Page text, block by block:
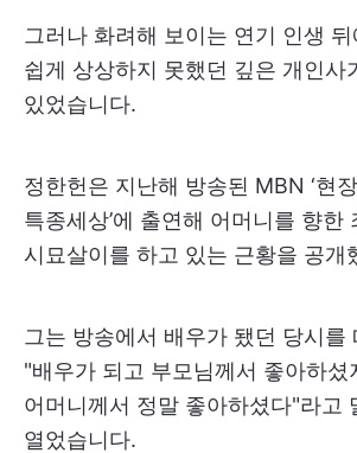
그러나 화려해 보이는 연기 인생
쉽게 상상하지 못했던 깊은 개인사
있었습니다.
정한헌은 지난해 방송된 MBN ‘현
특종세상’에 출연해 어머니를 향한
시묘살이를 하고 있는 근황을 공개
그는 방송에서 배우가 됐던 당시를
"배우가 되고 부모님께서 좋아하셨
어머니께서 정말 좋아하셨다"라고
열었습니다.